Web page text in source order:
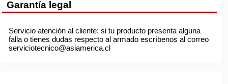
Garantía legal
Servicio atención al cliente: si tu producto presenta alguna
falla o tienes dudas respecto al armado escríbenos al correo
serviciotecnico@asiamerica.cl